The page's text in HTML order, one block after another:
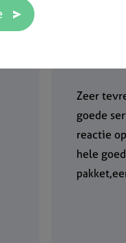
Zeer
goede
reactie
hele